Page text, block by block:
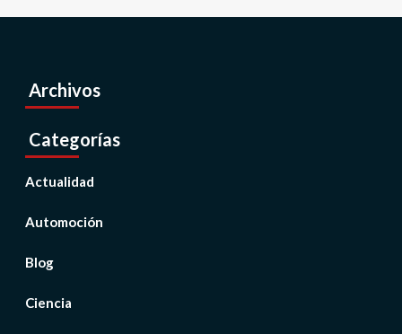
Archivos
Categorías
Actualidad
Automoción
Blog
Ciencia